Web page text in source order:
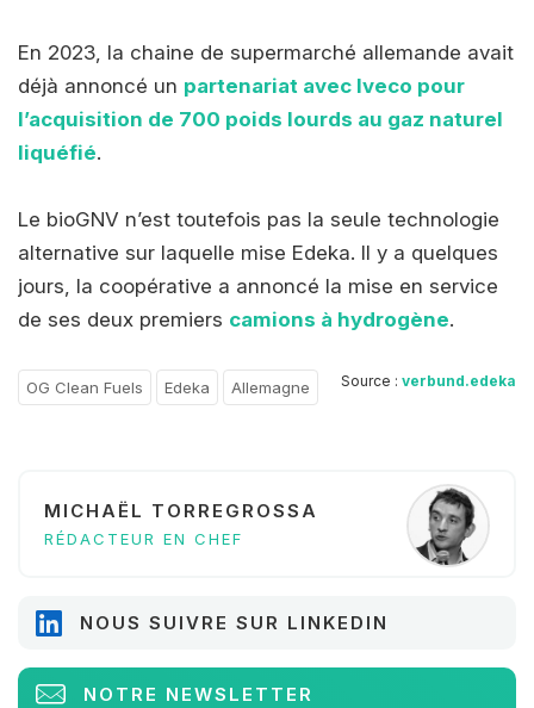
En 2023, la chaine de supermarché allemande avait
déjà annoncé un partenariat avec Iveco pour
l’acquisition de 700 poids lourds au gaz naturel
liquéfié.
Le bioGNV n’est toutefois pas la seule technologie
alternative sur laquelle mise Edeka. Il y a quelques
jours, la coopérative a annoncé la mise en service
de ses deux premiers camions à hydrogène.
Source : verbund.edeka
OG Clean Fuels Edeka Allemagne
MICHAËL TORREGROSSA
RÉDACTEUR EN CHEF
NOUS SUIVRE SUR LINKEDIN
NOTRE NEWSLETTER